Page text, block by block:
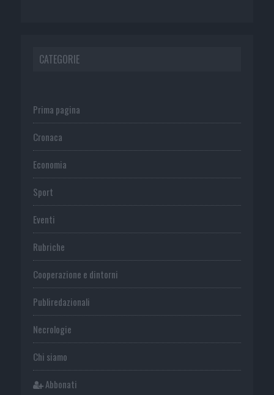
CATEGORIE
Prima pagina
Cronaca
Economia
Sport
Eventi
Rubriche
Cooperazione e dintorni
Publiredazionali
Necrologie
Chi siamo
Abbonati